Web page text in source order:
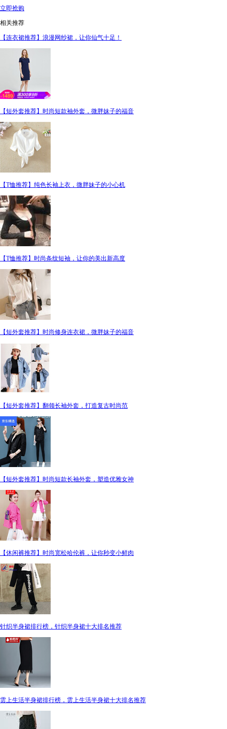
立即抢购
相关推荐
【连衣裙推荐】浪漫网纱裙，让你仙气十足！
【短外套推荐】时尚短款袖外套，微胖妹子的福音
【T恤推荐】纯色长袖上衣，微胖妹子的小心机
【T恤推荐】时尚条纹短袖，让你的美出新高度
【短外套推荐】时尚修身连衣裙，微胖妹子的福音
【短外套推荐】翻领长袖外套，打造复古时尚范
【短外套推荐】时尚短款长袖外套，塑造优雅女神
【休闲裤推荐】时尚宽松哈伦裤，让你秒变小鲜肉
针织半身裙排行榜，针织半身裙十大排名推荐
雲上生活半身裙排行榜，雲上生活半身裙十大排名推荐